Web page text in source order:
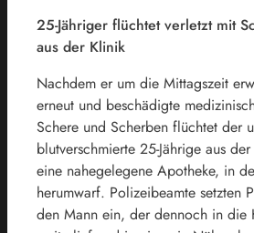
25-Jähriger flüchtet verletzt mit
aus der Klinik
Nachdem er um die Mittagszeit
erneut und beschädigte
Schere und Scherben flüchtet der
blutverschmierte 25-Jährige aus
eine nahegelegene Apotheke, in
herumwarf. Polizeibeamte setzten
den Mann ein, der dennoch in die